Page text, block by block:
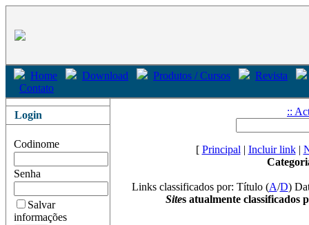
Home Download Produtos / Cursos
Revista
Contato
Login
Codinome
Senha
Salvar
informações
::
[ Principal | Incluir link|
Links classificados por: Título (A/D)
Sites atualmente